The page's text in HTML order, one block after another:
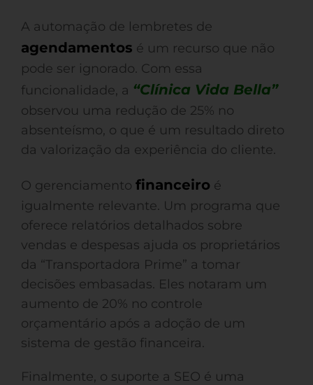
A automação de lembretes de
agendamentos é um recurso que não
pode ser ignorado. Com essa
funcionalidade, a “Clínica Vida Bella”
observou uma redução de 25% no
absenteísmo, o que é um resultado direto
da valorização da experiência do cliente.
O gerenciamento financeiro é
igualmente relevante. Um programa que
oferece relatórios detalhados sobre
vendas e despesas ajuda os proprietários
da “Transportadora Prime” a tomar
decisões embasadas. Eles notaram um
aumento de 20% no controle
orçamentário após a adoção de um
sistema de gestão financeira.
Finalmente, o suporte a SEO é uma